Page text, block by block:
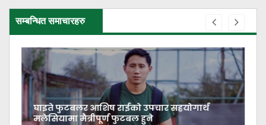
सम्बन्धित समाचारहरु
घाइते फुटबलर आशिष राईको उपचार सहयोगार्थ
मलेसियामा मैत्रीपूर्ण फुटबल हुने